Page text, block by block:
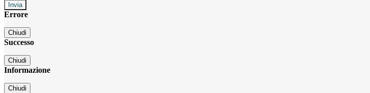
Errore
Chiudi
Successo
Chiudi
Informazione
Chiudi